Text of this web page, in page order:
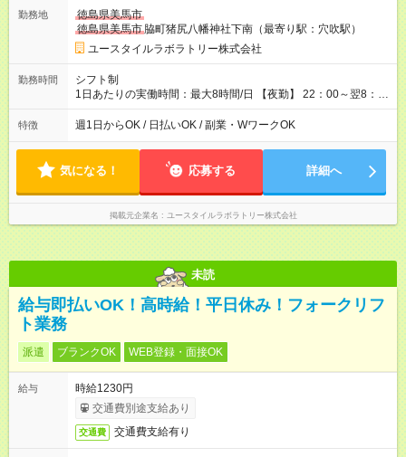
月 ※ 雇用形態と給与に、本採用時と異なる部分があります。 雇
用形態：本採用時と同じです。 給与：時給 1,480円以上
勤務地
徳島県美馬市
徳島県美馬市 脇町猪尻八幡神社下南（最寄り駅：穴吹駅）
ユースタイルラボラトリー株式会社
勤務時間
シフト制
1日あたりの実働時間：最大8時間/日 【夜勤】 22：00～翌8：
00 ※週1日～OK ／ 夜勤専従 ※上記の時間内で8時間勤務（休憩
1時間）ご利用者様により、時間は異なります。 ※曜日固定（毎
特徴 週1日からOK / 日払いOK / 副業・WワークOK
気になる！ 応募する 詳細へ
掲載元企業名 ユースタイルラボラトリー株式会社
未読
給与即払いOK！高時給！平日休み！フォークリフ
ト業務
派遣 ブランクOK WEB登録・面接OK
給与
時給1230円
交通費別途支給あり
交通費 交通費支給有り